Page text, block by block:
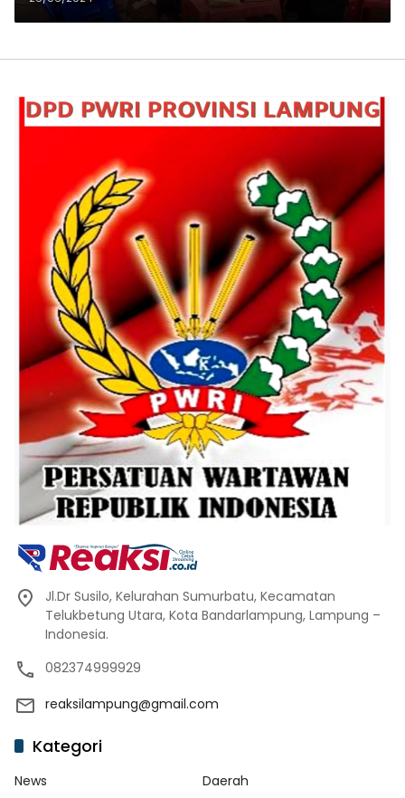
Jl.Dr Susilo, Kelurahan Sumurbatu, Kecamatan
Telukbetung Utara, Kota Bandarlampung, Lampung –
Indonesia.
082374999929
reaksilampung@gmail.com
Kategori
News
Daerah